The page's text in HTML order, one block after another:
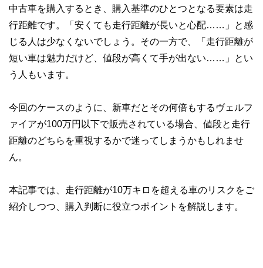
中古車を購入するとき、購入基準のひとつとなる要素は走
行距離です。「安くても走行距離が長いと心配……」と感
じる人は少なくないでしょう。その一方で、「走行距離が
短い車は魅力だけど、値段が高くて手が出ない……」とい
う人もいます。
今回のケースのように、新車だとその何倍もするヴェルフ
ァイアが100万円以下で販売されている場合、値段と走行
距離のどちらを重視するかで迷ってしまうかもしれませ
ん。
本記事では、走行距離が10万キロを超える車のリスクをご
紹介しつつ、購入判断に役立つポイントを解説します。